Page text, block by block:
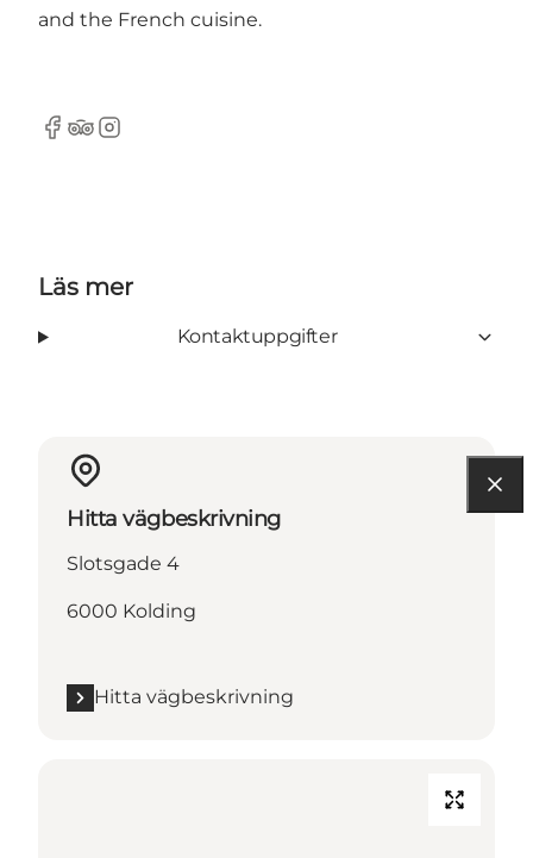
and the French cuisine.
Facebook
TripAdvisor
Instagram
Läs mer
Kontaktuppgifter
Hitta vägbeskrivning
Slotsgade 4
6000 Kolding
Hitta vägbeskrivning